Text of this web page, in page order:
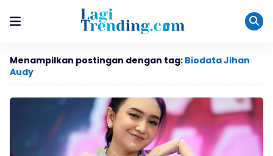
Menampilkan postingan dengan tag: Biodata Jihan
Audy